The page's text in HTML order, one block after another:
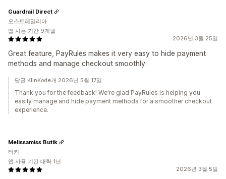
2026년 3월 25일
Great feature, PayRules makes it very easy to hide payment
methods and manage checkout smoothly.
Guardrail Direct
오스트레일리아
앱 사용 기간 9개월
답글 KlinKode개 2026년 5월 17일
Thank you for the feedback! We're glad PayRules is helping you
easily manage and hide payment methods for a smoother checkout
experience.
2026년 3월 5일
Melissamiss Butik
터키
앱 사용 기간 대략 1년